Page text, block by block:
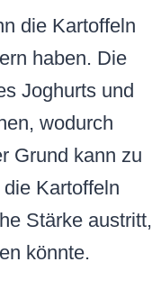
die Kartoffeln
haben. Die
Joghurts und
wodurch
Grund kann zu
Kartoffeln
Stärke austritt,
könnte.